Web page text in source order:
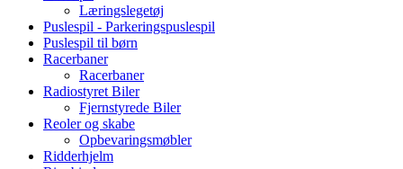
Læringslegetøj
Puslespil - Parkeringspuslespil
Puslespil til børn
Racerbaner
Racerbaner
Radiostyret Biler
Fjernstyrede Biler
Reoler og skabe
Opbevaringsmøbler
Ridderhjelm